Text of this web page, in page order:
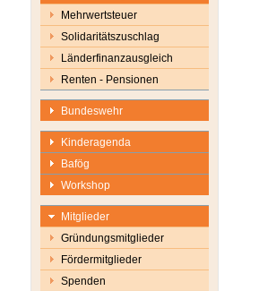
Mehrwertsteuer
Solidaritätszuschlag
Länderfinanzausgleich
Renten - Pensionen
Bundeswehr
Kinderagenda
Bafög
Workshop
Mitglieder
Gründungsmitglieder
Fördermitglieder
Spenden